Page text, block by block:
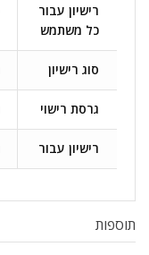
רישיון עבור
כל משתמש
סוג רישיון
גרסת רישוי
רישיון עבור
תוספות